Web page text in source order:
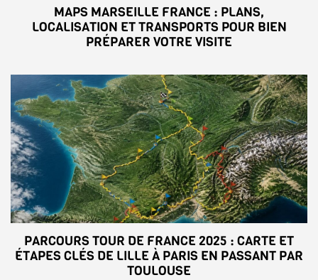
MAPS MARSEILLE FRANCE : PLANS,
LOCALISATION ET TRANSPORTS POUR BIEN
PRÉPARER VOTRE VISITE
PARCOURS TOUR DE FRANCE 2025 : CARTE ET
ÉTAPES CLÉS DE LILLE À PARIS EN PASSANT PAR
TOULOUSE